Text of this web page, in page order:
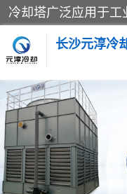
长沙元淳冷
方形开式冷却塔
闭式冷却塔
电控箱